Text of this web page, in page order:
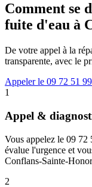
Comment se
fuite d'eau à
De votre appel à la
transparente, avec le
Appeler le 09 72 51
1
Appel &
Vous appelez le 09
évalue l'urgence et
Conflans-Sainte-
2